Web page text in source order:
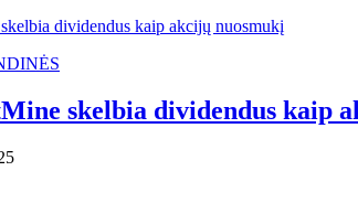
skelbia dividendus kaip